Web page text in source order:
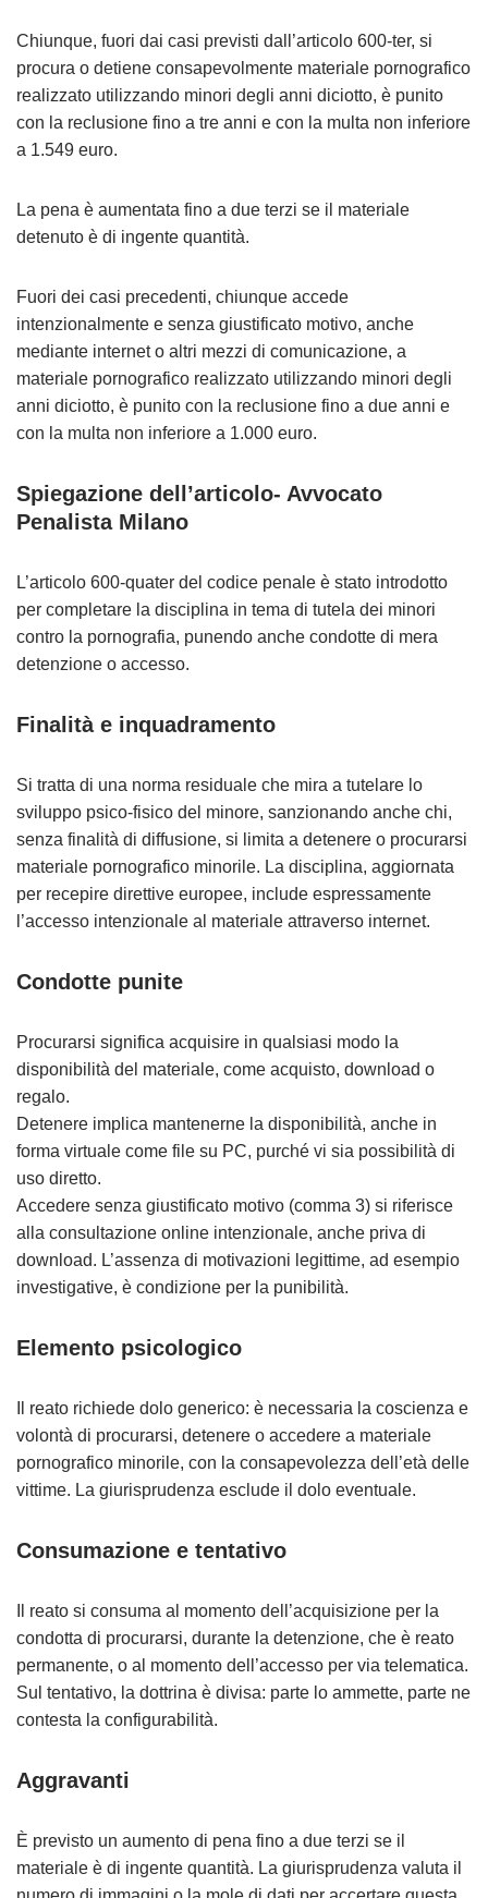
Chiunque, fuori dai casi previsti dall’articolo 600-ter, si
procura o detiene consapevolmente materiale pornografico
realizzato utilizzando minori degli anni diciotto, è punito
con la reclusione fino a tre anni e con la multa non inferiore
a 1.549 euro.
La pena è aumentata fino a due terzi se il materiale
detenuto è di ingente quantità.
Fuori dei casi precedenti, chiunque accede
intenzionalmente e senza giustificato motivo, anche
mediante internet o altri mezzi di comunicazione, a
materiale pornografico realizzato utilizzando minori degli
anni diciotto, è punito con la reclusione fino a due anni e
con la multa non inferiore a 1.000 euro.
Spiegazione dell’articolo- Avvocato
Penalista Milano
L’articolo 600-quater del codice penale è stato introdotto
per completare la disciplina in tema di tutela dei minori
contro la pornografia, punendo anche condotte di mera
detenzione o accesso.
Finalità e inquadramento
Si tratta di una norma residuale che mira a tutelare lo
sviluppo psico-fisico del minore, sanzionando anche chi,
senza finalità di diffusione, si limita a detenere o procurarsi
materiale pornografico minorile. La disciplina, aggiornata
per recepire direttive europee, include espressamente
l’accesso intenzionale al materiale attraverso internet.
Condotte punite
Procurarsi significa acquisire in qualsiasi modo la
disponibilità del materiale, come acquisto, download o
regalo.
Detenere implica mantenerne la disponibilità, anche in
forma virtuale come file su PC, purché vi sia possibilità di
uso diretto.
Accedere senza giustificato motivo (comma 3) si riferisce
alla consultazione online intenzionale, anche priva di
download. L’assenza di motivazioni legittime, ad esempio
investigative, è condizione per la punibilità.
Elemento psicologico
Il reato richiede dolo generico: è necessaria la coscienza e
volontà di procurarsi, detenere o accedere a materiale
pornografico minorile, con la consapevolezza dell’età delle
vittime. La giurisprudenza esclude il dolo eventuale.
Consumazione e tentativo
Il reato si consuma al momento dell’acquisizione per la
condotta di procurarsi, durante la detenzione, che è reato
permanente, o al momento dell’accesso per via telematica.
Sul tentativo, la dottrina è divisa: parte lo ammette, parte ne
contesta la configurabilità.
Aggravanti
È previsto un aumento di pena fino a due terzi se il
materiale è di ingente quantità. La giurisprudenza valuta il